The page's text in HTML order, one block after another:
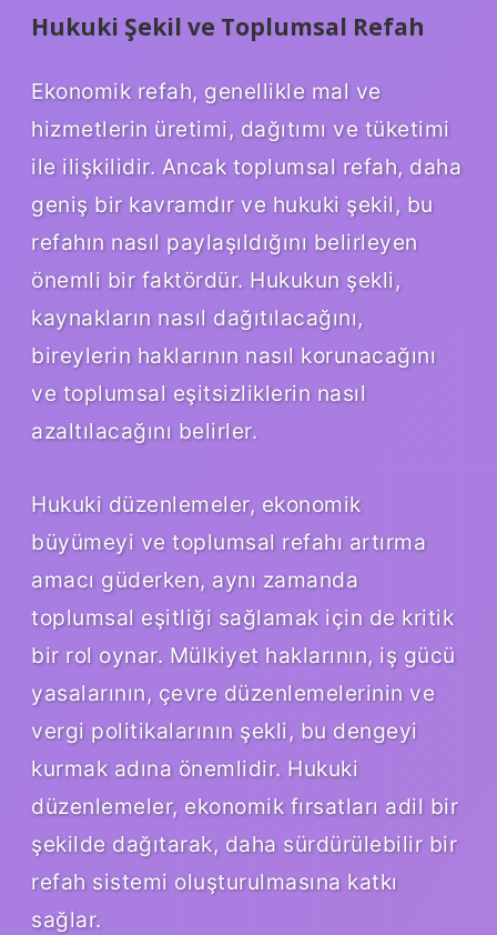
Hukuki Şekil ve Toplumsal Refah
Ekonomik refah, genellikle mal ve
hizmetlerin üretimi, dağıtımı ve tüketimi
ile ilişkilidir. Ancak toplumsal refah, daha
geniş bir kavramdır ve hukuki şekil, bu
refahın nasıl paylaşıldığını belirleyen
önemli bir faktördür. Hukukun şekli,
kaynakların nasıl dağıtılacağını,
bireylerin haklarının nasıl korunacağını
ve toplumsal eşitsizliklerin nasıl
azaltılacağını belirler.
Hukuki düzenlemeler, ekonomik
büyümeyi ve toplumsal refahı artırma
amacı güderken, aynı zamanda
toplumsal eşitliği sağlamak için de kritik
bir rol oynar. Mülkiyet haklarının, iş gücü
yasalarının, çevre düzenlemelerinin ve
vergi politikalarının şekli, bu dengeyi
kurmak adına önemlidir. Hukuki
düzenlemeler, ekonomik fırsatları adil bir
şekilde dağıtarak, daha sürdürülebilir bir
refah sistemi oluşturulmasına katkı
sağlar.